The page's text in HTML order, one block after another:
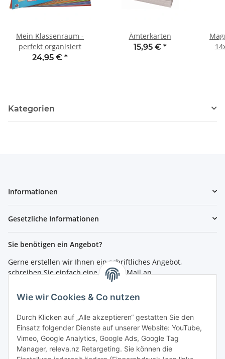
Mein Klassenraum -
perfekt organisiert
24,95 € *
Ämterkarten
15,95 € *
Kategorien
Informationen
Gesetzliche Informationen
Sie benötigen ein Angebot?
Gerne erstellen wir Ihnen ein schriftliches Angebot,
schreiben Sie einfach eine kurze E-Mail an
Bestellen per Fax oder Tel:
Tel.: 0261 / 50089561
Fax: 0261 / 50089555
So erreichen Sie uns
Wie wir Cookies & Co nutzen
Durch Klicken auf „Alle akzeptieren“ gestatten Sie den
Einsatz folgender Dienste auf unserer Website: YouTube,
Vimeo, Google Analytics, Google Ads, Google Tag
Manager, releva.nz Retargeting. Sie können die